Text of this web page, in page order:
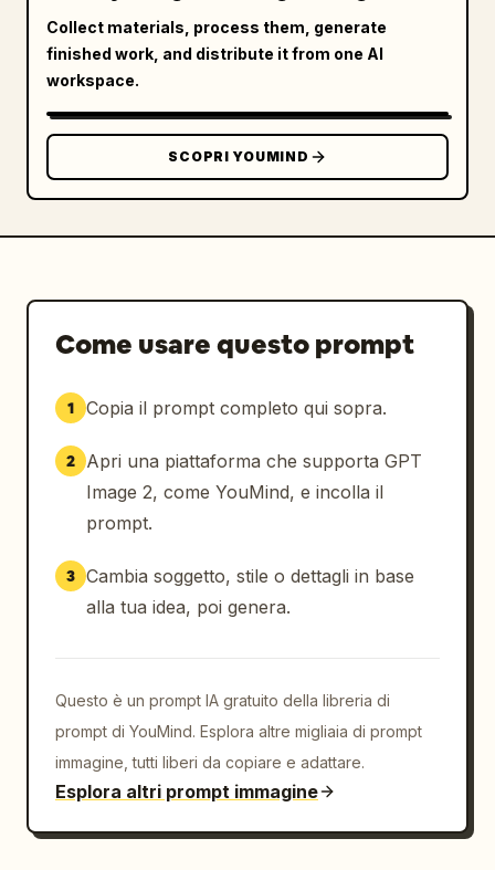
Collect materials, process them, generate
finished work, and distribute it from one AI
workspace.
SCOPRI YOUMIND
Come usare questo prompt
1 Copia il prompt completo qui sopra.
2
Apri una piattaforma che supporta GPT
Image 2, come YouMind, e incolla il
prompt.
3 Cambia soggetto, stile o dettagli in base
alla tua idea, poi genera.
Questo è un prompt IA gratuito della libreria di
prompt di YouMind. Esplora altre migliaia di prompt
immagine, tutti liberi da copiare e adattare.
Esplora altri prompt immagine